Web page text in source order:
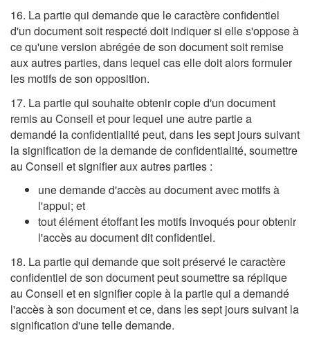
16. La partie qui demande que le caractère confidentiel
d'un document soit respecté doit indiquer si elle s'oppose à
ce qu'une version abrégée de son document soit remise
aux autres parties, dans lequel cas elle doit alors formuler
les motifs de son opposition.
17. La partie qui souhaite obtenir copie d'un document
remis au Conseil et pour lequel une autre partie a
demandé la confidentialité peut, dans les sept jours suivant
la signification de la demande de confidentialité, soumettre
au Conseil et signifier aux autres parties :
une demande d'accès au document avec motifs à
l'appui; et
tout élément étoffant les motifs invoqués pour obtenir
l'accès au document dit confidentiel.
18. La partie qui demande que soit préservé le caractère
confidentiel de son document peut soumettre sa réplique
au Conseil et en signifier copie à la partie qui a demandé
l'accès à son document et ce, dans les sept jours suivant la
signification d'une telle demande.